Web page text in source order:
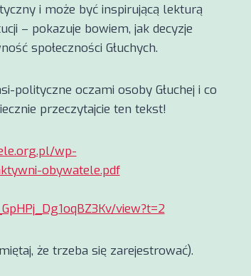
i może być inspirującą lekturą
– pokazuje bowiem, jak decyzje
społeczności Głuchych.
polityczne oczami osoby Głuchej i co
przeczytajcie ten tekst!
wp-
obywatele.pdf
view?t=2
że trzeba się zarejestrować).